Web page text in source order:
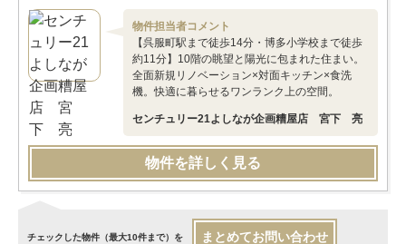
物件担当者コメント
【呉服町駅まで徒歩14分・博多小学校まで徒歩
約11分】10階の眺望と陽光に包まれた住まい。
全面新規リノベーション×対面キッチン×食洗
機。快適に暮らせるワンランク上の空間。
センチュリー21よしなが企画糟屋店 宮下 亮
物件を詳しく見る
チェックした物件（最大10件まで）を まとめてお問い合わせ